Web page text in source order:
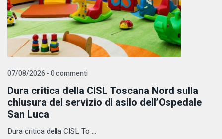
07/08/2026 - 0 commenti
Dura critica della CISL Toscana Nord sulla
chiusura del servizio di asilo dell’Ospedale
San Luca
Dura critica della CISL To ...